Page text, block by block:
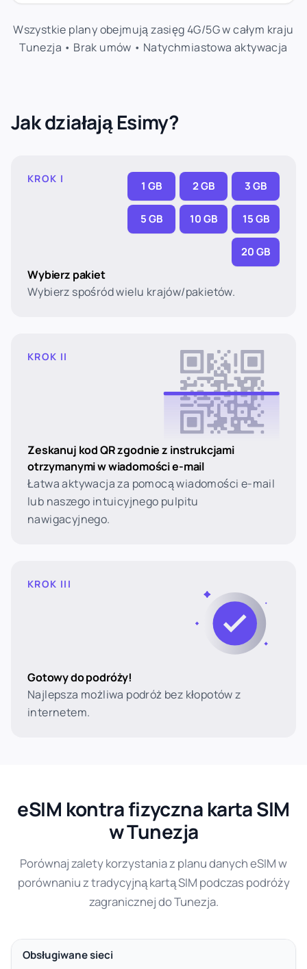
Wszystkie plany obejmują zasięg 4G/5G w całym kraju
Tunezja • Brak umów • Natychmiastowa aktywacja
Jak działają Esimy?
KROK I
1 GB 2 GB 3 GB
5 GB 10 GB 15 GB
20 GB
Wybierz pakiet
Wybierz spośród wielu krajów/pakietów.
KROK II
Zeskanuj kod QR zgodnie z instrukcjami
otrzymanymi w wiadomości e-mail
Łatwa aktywacja za pomocą wiadomości e-mail
lub naszego intuicyjnego pulpitu
nawigacyjnego.
KROK III
Gotowy do podróży!
Najlepsza możliwa podróż bez kłopotów z
internetem.
eSIM kontra fizyczna karta SIM
w Tunezja
Porównaj zalety korzystania z planu danych eSIM w
porównaniu z tradycyjną kartą SIM podczas podróży
zagranicznej do Tunezja.
Obsługiwane sieci